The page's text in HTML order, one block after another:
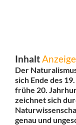
Inhalt
Der
sich Ende des
frühe 20.
zeichnet sich
genau und